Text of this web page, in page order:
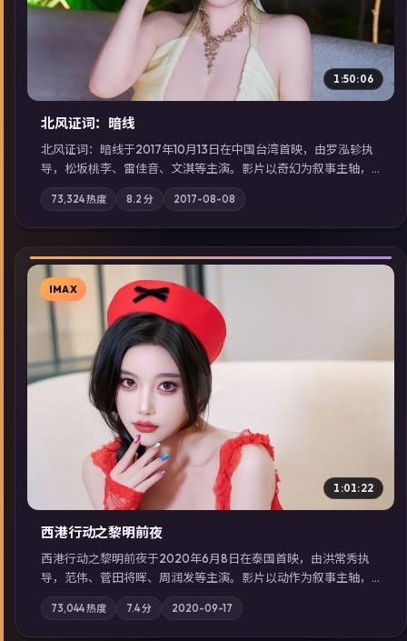
1:50:06
北风证词：暗线
北风证词：暗线于2017年10月13日在中国台湾首映，由罗泓轸执
导，松坂桃李、雷佳音、文淇等主演。影片以奇幻为叙事主轴，
旧案重提，真相与谎言在同一条时间线上交锋；摄影与配乐强化
地域气质；站内亦可通过「国产免费观看高清电视剧在线看」延
展检索同类型高分佳作，畅享高清在线追剧体验。
73,324热度 8.2 分 2017-08-08
▶
IMAX
1:01:22
西港行动之黎明前夜
西港行动之黎明前夜于2020年6月8日在泰国首映，由洪常秀执
导，范伟、菅田将晖、周润发等主演。影片以动作为叙事主轴，
亲情与职责必须在倒计时结束前做出抉择；摄影与配乐强化地域
气质；站内亦可通过「国产免费观看高清电视剧在线看」延展检
索同类型高分佳作，畅享高清在线追剧体验。
73,044热度 7.4分 2020-09-17